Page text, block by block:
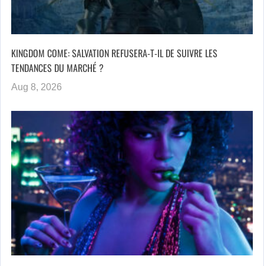
KINGDOM COME: SALVATION REFUSERA-T-IL DE SUIVRE LES
TENDANCES DU MARCHÉ ?
Aug 8, 2026